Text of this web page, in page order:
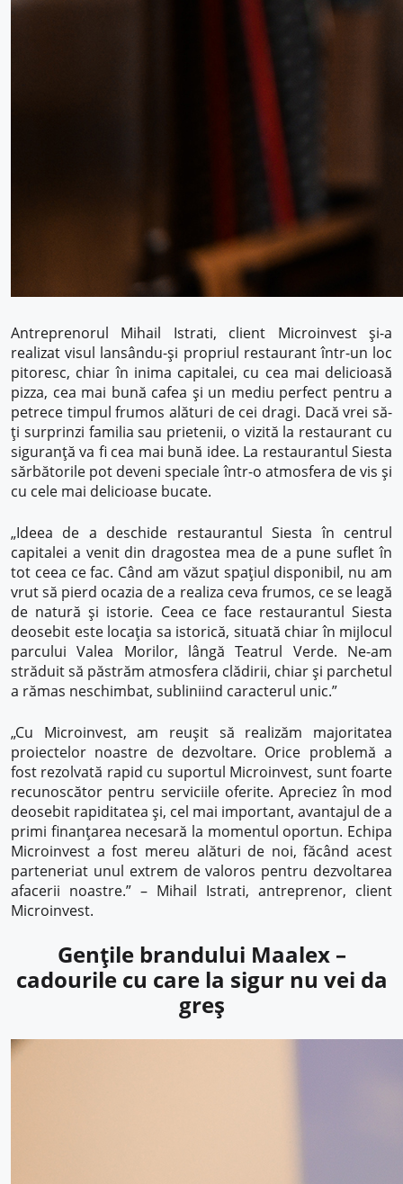
Antreprenorul Mihail Istrati, client Microinvest și-a
realizat visul lansându-și propriul restaurant într-un loc
pitoresc, chiar în inima capitalei, cu cea mai delicioasă
pizza, cea mai bună cafea și un mediu perfect pentru a
petrece timpul frumos alături de cei dragi. Dacă vrei să-
ți surprinzi familia sau prietenii, o vizită la restaurant cu
siguranță va fi cea mai bună idee. La restaurantul Siesta
sărbătorile pot deveni speciale într-o atmosfera de vis și
cu cele mai delicioase bucate.
„Ideea de a deschide restaurantul Siesta în centrul
capitalei a venit din dragostea mea de a pune suflet în
tot ceea ce fac. Când am văzut spațiul disponibil, nu am
vrut să pierd ocazia de a realiza ceva frumos, ce se leagă
de natură și istorie. Ceea ce face restaurantul Siesta
deosebit este locația sa istorică, situată chiar în mijlocul
parcului Valea Morilor, lângă Teatrul Verde. Ne-am
străduit să păstrăm atmosfera clădirii, chiar și parchetul
a rămas neschimbat, subliniind caracterul unic.”
„Cu Microinvest, am reușit să realizăm majoritatea
proiectelor noastre de dezvoltare. Orice problemă a
fost rezolvată rapid cu suportul Microinvest, sunt foarte
recunoscător pentru serviciile oferite. Apreciez în mod
deosebit rapiditatea și, cel mai important, avantajul de a
primi finanțarea necesară la momentul oportun. Echipa
Microinvest a fost mereu alături de noi, făcând acest
parteneriat unul extrem de valoros pentru dezvoltarea
afacerii noastre.” – Mihail Istrati, antreprenor, client
Microinvest.
Gențile brandului Maalex –
cadourile cu care la sigur nu vei da
greș